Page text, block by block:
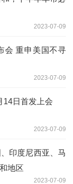
2023-07-09
会 重申美国不寻
2023-07-09
14日首发上会
2023-07-09
印度尼西亚、马
地区
2023-07-09